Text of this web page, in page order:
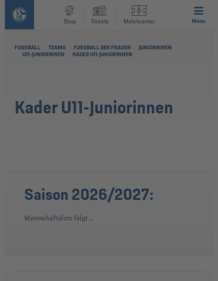
Shop Tickets Matchcenter Menu
FUSSBALL TEAMS FUSSBALL DER FRAUEN
JUNIORINNEN
U11-JUNIORINNEN
KADER U11-JUNIORINNEN
Kader U11-Juniorinnen
Saison 2026/2027:
Mannschaftsfoto folgt …